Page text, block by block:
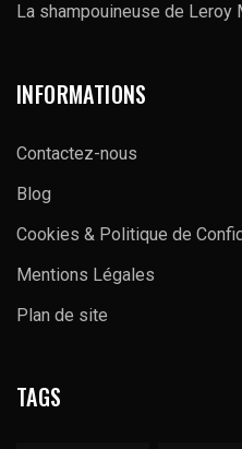
La shampouineuse de Leroy
INFORMATIONS
Contactez-nous
Blog
Cookies & Politique de
Mentions Légales
Plan de site
TAGS